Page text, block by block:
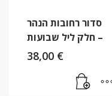
סדור רחובות הנהר
– חלק ליל שבועות
38,00 €